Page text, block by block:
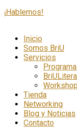
¡Hablemos!
Inicio
Somos BriU
Servicios
Tienda
Networking
Blog y Noticias
Contacto